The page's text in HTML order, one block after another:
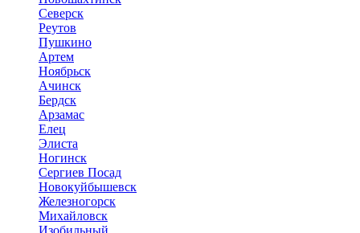
Северск
Реутов
Пушкино
Артем
Ноябрьск
Ачинск
Бердск
Арзамас
Елец
Элиста
Ногинск
Сергиев Посад
Новокуйбышевск
Железногорск
Михайловск
Изобильный